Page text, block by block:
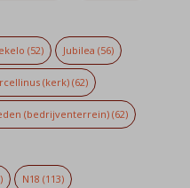
(52) Jubilea (56)
(kerk)(62)
(bedrijventerrein)(62)
N18 (113)